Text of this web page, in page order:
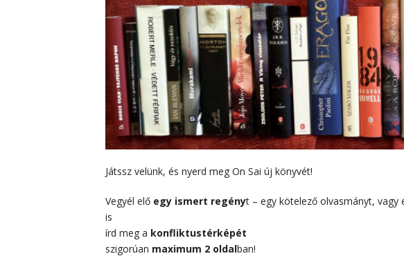
Játssz velünk, és nyerd meg On Sai új könyvét!
Vegyél elő egy ismert regényt – egy kötelező olvasmányt, vagy
is
írd meg a konfliktustérképét
szigorúan maximum 2 oldalban!